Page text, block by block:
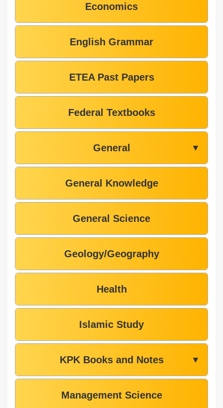
Economics
English Grammar
ETEA Past Papers
Federal Textbooks
General ▼
General Knowledge
General Science
Geology/Geography
Health
Islamic Study
KPK Books and Notes ▼
Management Science